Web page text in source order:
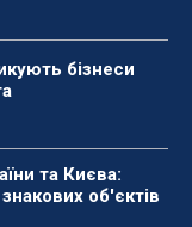
бізнеси
та Києва:
об'єктів